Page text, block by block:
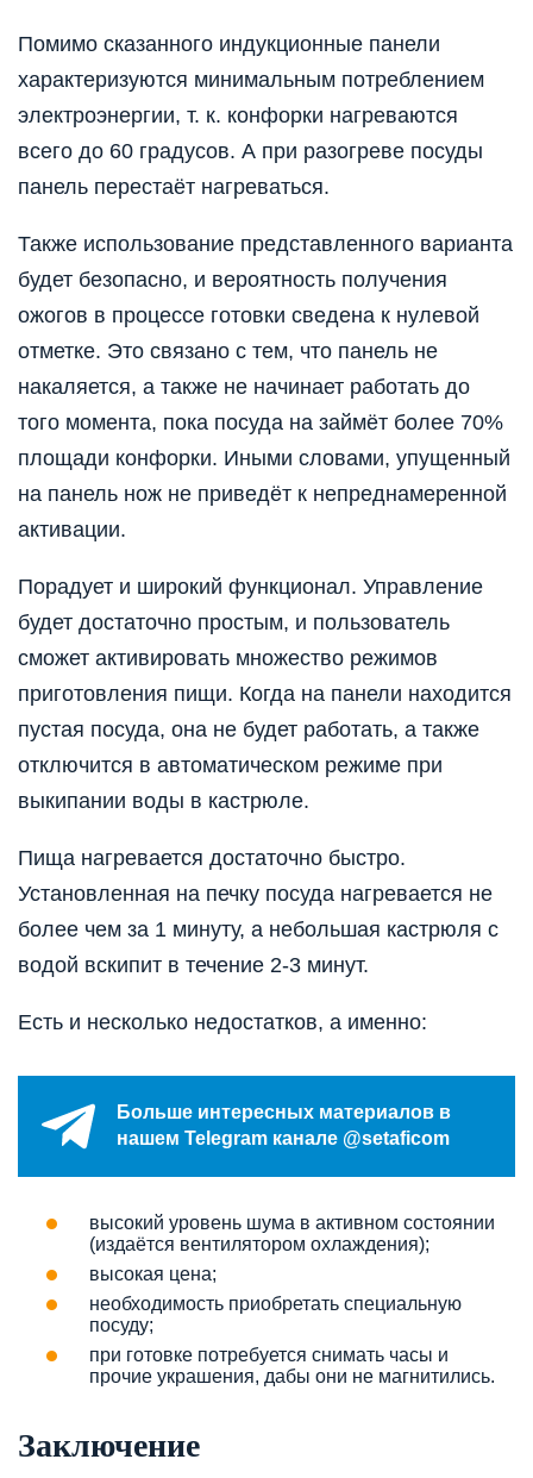
Помимо сказанного индукционные панели
характеризуются минимальным потреблением
электроэнергии, т. к. конфорки нагреваются
всего до 60 градусов. А при разогреве посуды
панель перестаёт нагреваться.
Также использование представленного варианта
будет безопасно, и вероятность получения
ожогов в процессе готовки сведена к нулевой
отметке. Это связано с тем, что панель не
накаляется, а также не начинает работать до
того момента, пока посуда на займёт более 70%
площади конфорки. Иными словами, упущенный
на панель нож не приведёт к непреднамеренной
активации.
Порадует и широкий функционал. Управление
будет достаточно простым, и пользователь
сможет активировать множество режимов
приготовления пищи. Когда на панели находится
пустая посуда, она не будет работать, а также
отключится в автоматическом режиме при
выкипании воды в кастрюле.
Пища нагревается достаточно быстро.
Установленная на печку посуда нагревается не
более чем за 1 минуту, а небольшая кастрюля с
водой вскипит в течение 2-3 минут.
Есть и несколько недостатков, а именно:
Больше интересных материалов в
нашем Telegram канале @setaficom
высокий уровень шума в активном состоянии
(издаётся вентилятором охлаждения);
высокая цена;
необходимость приобретать специальную
посуду;
при готовке потребуется снимать часы и
прочие украшения, дабы они не магнитились.
Заключение